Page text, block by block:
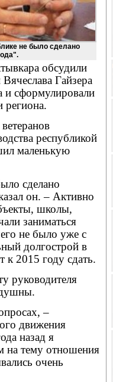
не было сделано
обсудили
Гайзера
и сформулировали
региона.
республикой
маленькую
сделано
он. – Активно
школы,
заниматься
не было уже с
долгострой в
к 2015 году сдать.
руководителя
–
движения
назад я
на тему отношения
очень